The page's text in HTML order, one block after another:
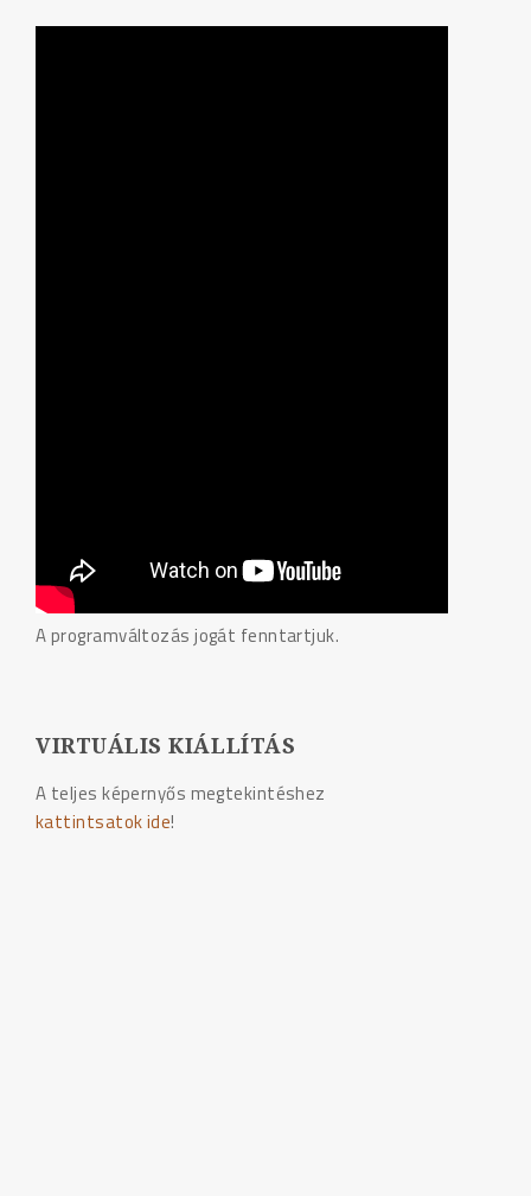
A programváltozás jogát fenntartjuk.
VIRTUÁLIS KIÁLLÍTÁS
A teljes képernyős megtekintéshez
kattintsatok ide!